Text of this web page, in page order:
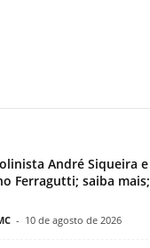
André Siqueira e
Ferragutti; saiba mais;
- 10 de agosto de 2026